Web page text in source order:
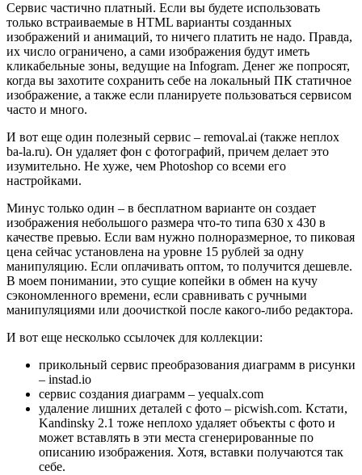
Сервис частично платный. Если вы будете использовать
только встраиваемые в HTML варианты созданных
изображений и анимаций, то ничего платить не надо. Правда,
их число ограничено, а сами изображения будут иметь
кликабельные зоны, ведущие на Infogram. Денег же попросят,
когда вы захотите сохранить себе на локальный ПК статичное
изображение, а также если планируете пользоваться сервисом
часто и много.
И вот еще один полезный сервис – removal.ai (также неплох
ba-la.ru). Он удаляет фон с фотографий, причем делает это
изумительно. Не хуже, чем Photoshop со всеми его
настройками.
Минус только один – в бесплатном варианте он создает
изображения небольшого размера что-то типа 630 х 430 в
качестве превью. Если вам нужно полноразмерное, то пиковая
цена сейчас установлена на уровне 15 рублей за одну
манипуляцию. Если оплачивать оптом, то получится дешевле.
В моем понимании, это сущие копейки в обмен на кучу
сэкономленного времени, если сравнивать с ручными
манипуляциями или доочисткой после какого-либо редактора.
И вот еще несколько ссылочек для коллекции:
прикольный сервис преобразования диаграмм в рисунки
– instad.io
сервис создания диаграмм – yequalx.com
удаление лишних деталей с фото – picwish.com. Кстати,
Kandinsky 2.1 тоже неплохо удаляет объекты с фото и
может вставлять в эти места сгенерированные по
описанию изображения. Хотя, вставки получаются так
себе.